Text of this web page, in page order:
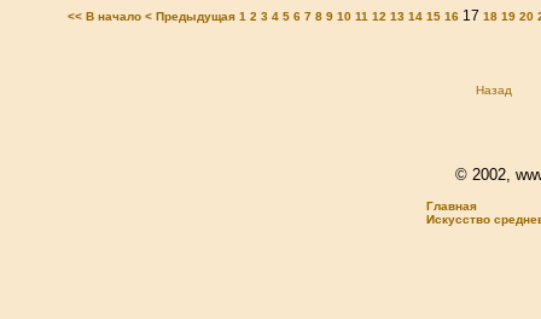
<< В начало < Предыдущая 1 2 3 4 5 6 7 8 9 10 11 12 13 14 15 16 17 18 19 20
Назад
© 2002,
Главная
Искусство